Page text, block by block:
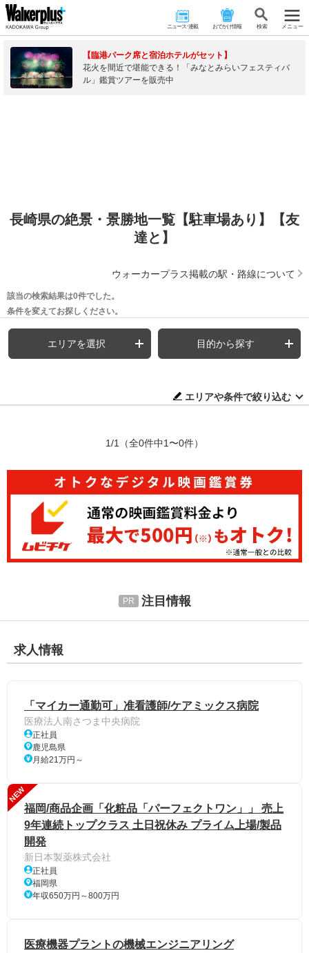
ニュース･連載 おでかけ情報 検 索 メニュー
【臨港パーク席と宿泊ホテルがセット】
花火を間近で堪能できる！「みなとみらいフェスティバ
ル」鑑賞ツアーを販売中
長崎県の絶景・景勝地一覧【駐車場あり】【友
達と】
ウォーカープラス掲載の駅・路線について
該当の検索結果は0件でした。
条件を変えてお探しください。
エリアを選択 目的から探す
エリアや条件で絞り込む
1/1 （全0件中1〜0件）
注目情報
求人情報
「マイカー通勤可」准看護師/ケアミックス病院
医療法人南さつま中央病院
正社員
鹿児島県
月給21万円～
NEW
福岡/商品企画「化粧品「パーフェクトワン」」 売上
9年連続トップクラス 土日祝休み プライム上場/製品
開発
新日本製薬株式会社
正社員
福岡県
年収650万円～800万円
医療機器プラントの機械エンジニアリング